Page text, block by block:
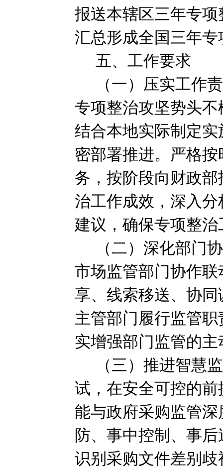
报送本辖区三年专
汇总形成全国三年
五、工作要求
（一）压实工作
专项整治攻坚势头
结合本地实际制定
密部署推进。严格
务，按阶段向财政
治工作成效，深入
建议，确保专项整
（二）深化部门
市场监管部门协作
享、线索移送、协
主管部门履行监管
实增强部门监管的
（三）推进智慧
试，在安全可控的
能与政府采购监管
防、事中控制、事
识别采购文件差别